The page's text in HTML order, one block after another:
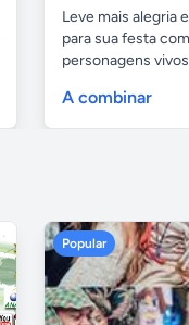
Leve mais alegria
para sua festa com
personagens
A combinar
Popular